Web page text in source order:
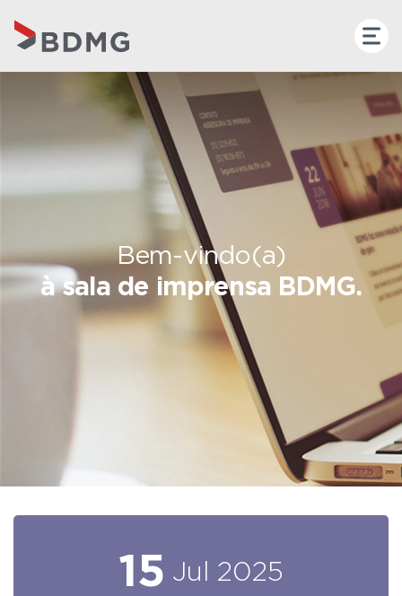
Bem-vindo(a)
à sala de imprensa BDMG.
15 Jul 2025